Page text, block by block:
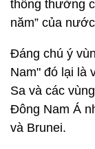
thông thường
năm” của
Đáng chú ý
Nam" đó lại là
Sa và các
Đông Nam Á
và Brunei.